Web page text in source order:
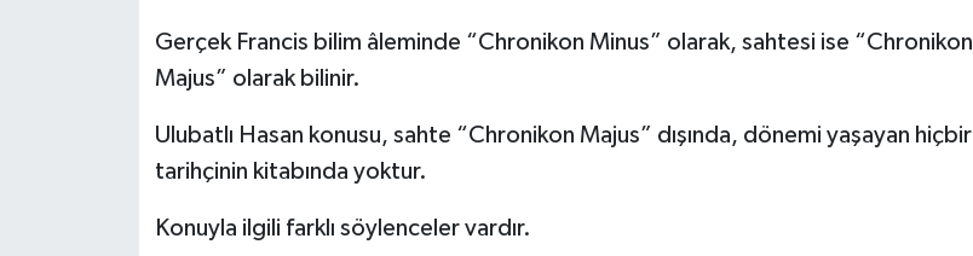
Gerçek Francis bilim âleminde “Chronikon Minus” olarak, sahtesi ise “Chronikon
Majus” olarak bilinir.
Ulubatlı Hasan konusu, sahte “Chronikon Majus” dışında, dönemi yaşayan hiçbir
tarihçinin kitabında yoktur.
Konuyla ilgili farklı söylenceler vardır.